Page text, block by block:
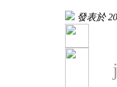
發表於